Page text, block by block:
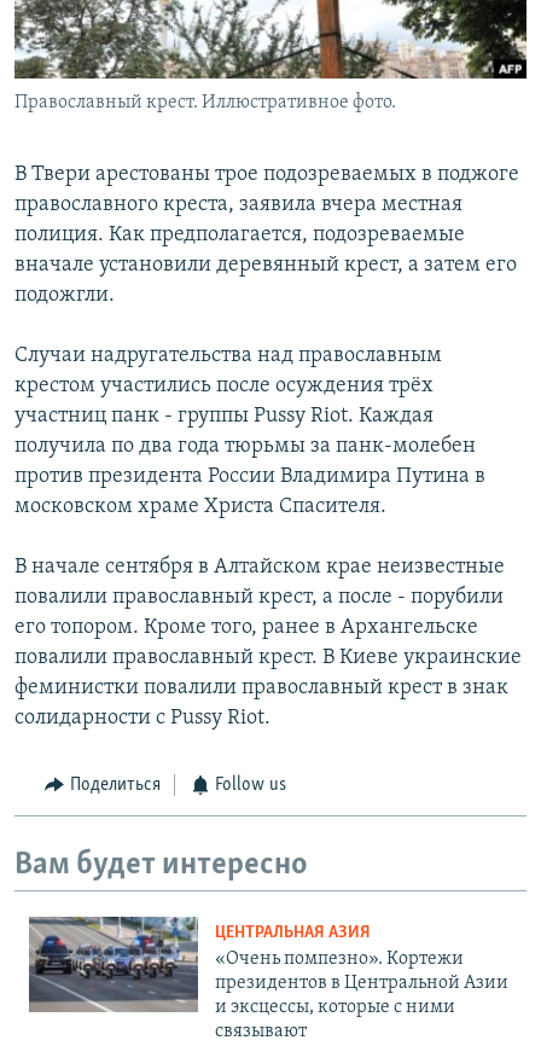
Православный крест. Иллюстративное фото.
В Твери арестованы трое подозреваемых в поджоге
православного креста, заявила вчера местная
полиция. Как предполагается, подозреваемые
вначале установили деревянный крест, а затем его
подожгли.
Случаи надругательства над православным
крестом участились после осуждения трёх
участниц панк - группы Pussy Riot. Каждая
получила по два года тюрьмы за панк-молебен
против президента России Владимира Путина в
московском храме Христа Спасителя.
В начале сентября в Алтайском крае неизвестные
повалили православный крест, а после - порубили
его топором. Кроме того, ранее в Архангельске
повалили православный крест. В Киеве украинские
феминистки повалили православный крест в знак
солидарности с Pussy Riot.
Поделиться Follow us
Вам будет интересно
ЦЕНТРАЛЬНАЯ АЗИЯ
«Очень помпезно». Кортежи
президентов в Центральной Азии
и эксцессы, которые с ними
связывают